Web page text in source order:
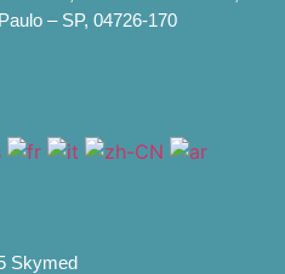
– SP, 04726-170
Skymed